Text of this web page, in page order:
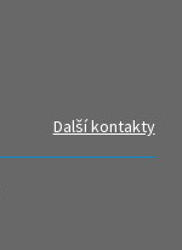
Další kontakty